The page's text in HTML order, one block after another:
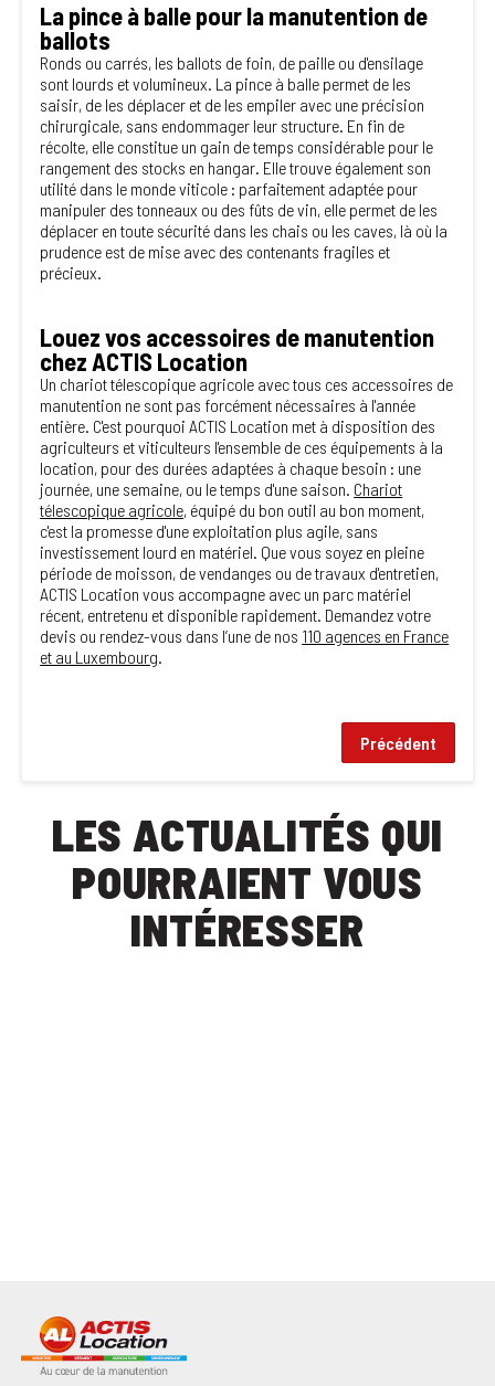
La pince à balle pour la manutention de
ballots
Ronds ou carrés, les ballots de foin, de paille ou d'ensilage
sont lourds et volumineux. La pince à balle permet de les
saisir, de les déplacer et de les empiler avec une précision
chirurgicale, sans endommager leur structure. En fin de
récolte, elle constitue un gain de temps considérable pour le
rangement des stocks en hangar. Elle trouve également son
utilité dans le monde viticole : parfaitement adaptée pour
manipuler des tonneaux ou des fûts de vin, elle permet de les
déplacer en toute sécurité dans les chais ou les caves, là où la
prudence est de mise avec des contenants fragiles et
précieux.
Louez vos accessoires de manutention
chez ACTIS Location
Un chariot télescopique agricole avec tous ces accessoires de
manutention ne sont pas forcément nécessaires à l'année
entière. C'est pourquoi ACTIS Location met à disposition des
agriculteurs et viticulteurs l'ensemble de ces équipements à la
location, pour des durées adaptées à chaque besoin : une
journée, une semaine, ou le temps d'une saison. Chariot
télescopique agricole, équipé du bon outil au bon moment,
c'est la promesse d'une exploitation plus agile, sans
investissement lourd en matériel. Que vous soyez en pleine
période de moisson, de vendanges ou de travaux d'entretien,
ACTIS Location vous accompagne avec un parc matériel
récent, entretenu et disponible rapidement. Demandez votre
devis ou rendez-vous dans l’une de nos 110 agences en France
et au Luxembourg.
Précédent
LES ACTUALITÉS QUI
POURRAIENT VOUS
INTÉRESSER